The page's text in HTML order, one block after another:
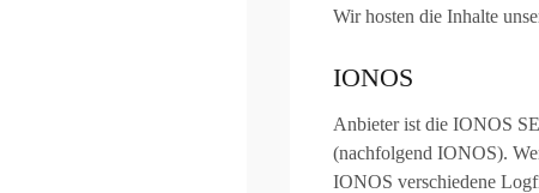
Wir hosten die Inhalte
IONOS
Anbieter ist die IONOS
(nachfolgend IONOS).
IONOS verschiedene